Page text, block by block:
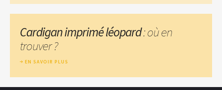
Cardigan imprimé léopard: où en
trouver ?
EN SAVOIR PLUS